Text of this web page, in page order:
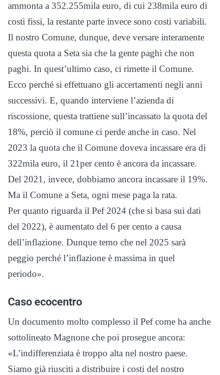
ammonta a 352.255mila euro, di cui 238mila euro di
costi fissi, la restante parte invece sono costi variabili.
Il nostro Comune, dunque, deve versare interamente
questa quota a Seta sia che la gente paghi che non
paghi. In quest’ultimo caso, ci rimette il Comune.
Ecco perché si effettuano gli accertamenti negli anni
successivi. E, quando interviene l’azienda di
riscossione, questa trattiene sull’incassato la quota del
18%, perciò il comune ci perde anche in caso. Nel
2023 la quota che il Comune doveva incassare era di
322mila euro, il 21per cento è ancora da incassare.
Del 2021, invece, dobbiamo ancora incassare il 19%.
Ma il Comune a Seta, ogni mese paga la rata.
Per quanto riguarda il Pef 2024 (che si basa sui dati
del 2022), è aumentato del 6 per cento a causa
dell’inflazione. Dunque temo che nel 2025 sarà
peggio perché l’inflazione è massima in quel
periodo».
Caso ecocentro
Un documento molto complesso il Pef come ha anche
sottolineato Magnone che poi prosegue ancora:
«L’indifferenziata è troppo alta nel nostro paese.
Siamo già riusciti a distribuire i costi del nostro